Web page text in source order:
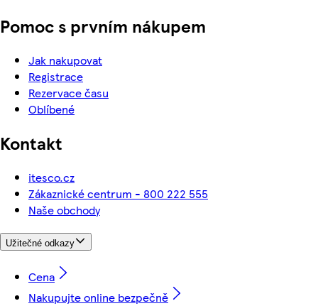
Pomoc s prvním nákupem
Jak nakupovat
Registrace
Rezervace času
Oblíbené
Kontakt
itesco.cz
Zákaznické centrum - 800 222 555
Naše obchody
Užitečné odkazy
Cena
Nakupujte online bezpečně